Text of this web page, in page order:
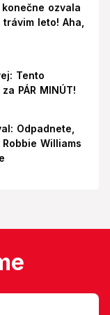
ozvala
leto! Aha,
Tento
PÁR MINÚT!
Odpadnete,
Williams